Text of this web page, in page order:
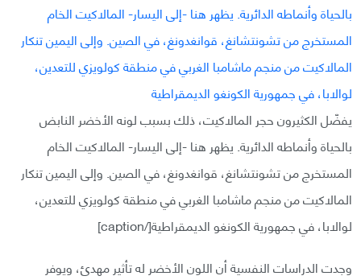
يفضّل الكثيرون حجر المالاكيت، ذلك بسبب لونه الأخضر النابض
بالحياة وأنماطه الدائرية. يظهر هنا -إلى اليسار- المالاكيت الخام
المستخرج من تشونتشانغ، قوانغدونغ، في الصين. وإلى اليمين تنكار
المالاكيت من منجم ماشامبا الغربي في منطقة كولويزي للتعدين،
لوالابا، في جمهورية الكونغو الديمقراطية[/caption]
وجدت الدراسات النفسية أن اللون الأخضر له تأثير مهدئ، ويوفر